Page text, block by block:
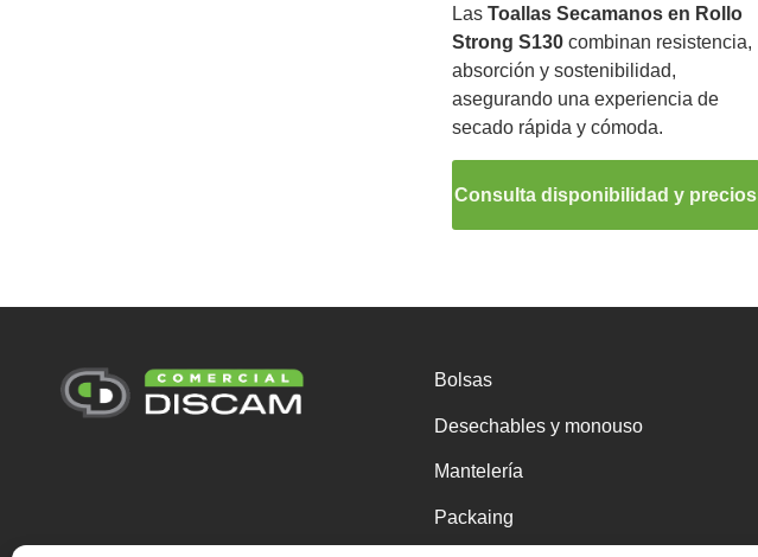
Las Toallas Secamanos en Rollo
Strong S130combinan resistencia,
absorción y sostenibilidad,
asegurando una experiencia de
secado rápida y cómoda.
Consulta disponibilidad y precios
Bolsas
Desechables y monouso
Mantelería
Packaing